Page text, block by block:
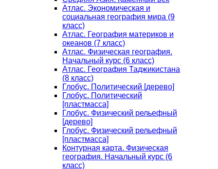
Атлас. Экономическая и
социальная география мира (9
класс)
Атлас. География материков и
океанов (7 класс)
Атлас. Физическая география.
Начальный курс (6 класс)
Атлас. География Таджикистана
(8 класс)
Глобус. Политический [дерево]
Глобус. Политический
[пластмасса]
Глобус. Физический рельефный
[дерево]
Глобус. Физический рельефный
[пластмасса]
Контурная карта. Физическая
география. Начальный курс (6
класс)